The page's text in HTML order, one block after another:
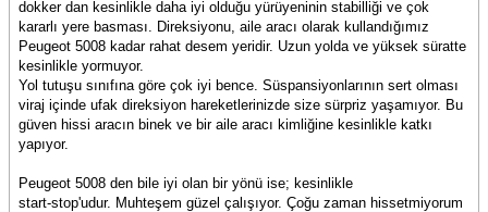
dokker dan kesinlikle daha iyi olduğu yürüyeninin stabilliği ve çok
kararlı yere basması. Direksiyonu, aile aracı olarak kullandığımız
Peugeot 5008 kadar rahat desem yeridir. Uzun yolda ve yüksek süratte
kesinlikle yormuyor.
Yol tutuşu sınıfına göre çok iyi bence. Süspansiyonlarının sert olması
viraj içinde ufak direksiyon hareketlerinizde size sürpriz yaşamıyor. Bu
güven hissi aracın binek ve bir aile aracı kimliğine kesinlikle katkı
yapıyor.
Peugeot 5008 den bile iyi olan bir yönü ise; kesinlikle
start-stop'udur. Muhteşem güzel çalışıyor. Çoğu zaman hissetmiyorum